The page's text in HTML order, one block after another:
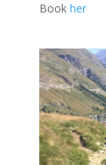
Book her